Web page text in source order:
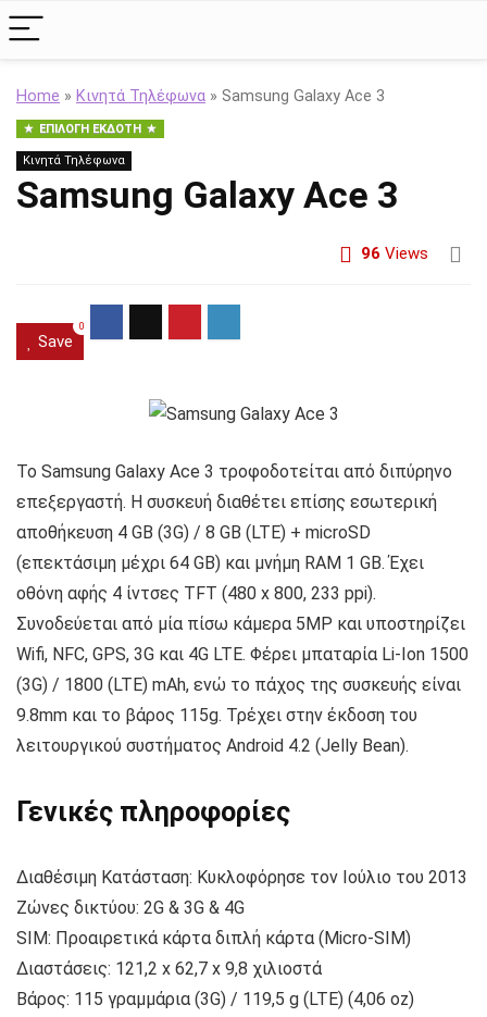
Home » Κινητά Τηλέφωνα » Samsung Galaxy Ace 3
ΕΠΙΛΟΓΉ ΕΚΔΌΤΗ
Κινητά Τηλέφωνα
Samsung Galaxy Ace 3
96 Views
Save
0
Το Samsung Galaxy Ace 3 τροφοδοτείται από διπύρηνο
επεξεργαστή. Η συσκευή διαθέτει επίσης εσωτερική
αποθήκευση 4 GB (3G) / 8 GB (LTE) + microSD
(επεκτάσιμη μέχρι 64 GB) και μνήμη RAM 1 GB. Έχει
οθόνη αφής 4 ίντσες TFT (480 x 800, 233 ppi).
Συνοδεύεται από μία πίσω κάμερα 5MP και υποστηρίζει
Wifi, NFC, GPS, 3G και 4G LTE. Φέρει μπαταρία Li-Ion 1500
(3G) / 1800 (LTE) mAh, ενώ το πάχος της συσκευής είναι
9.8mm και το βάρος 115g. Τρέχει στην έκδοση του
λειτουργικού συστήματος Android 4.2 (Jelly Bean).
Γενικές πληροφορίες
Διαθέσιμη Κατάσταση: Κυκλοφόρησε τον Ιούλιο του 2013
Ζώνες δικτύου: 2G & 3G & 4G
SIM: Προαιρετικά κάρτα διπλή κάρτα (Micro-SIM)
Διαστάσεις: 121,2 x 62,7 x 9,8 χιλιοστά
Βάρος: 115 γραμμάρια (3G) / 119,5 g (LTE) (4,06 oz)